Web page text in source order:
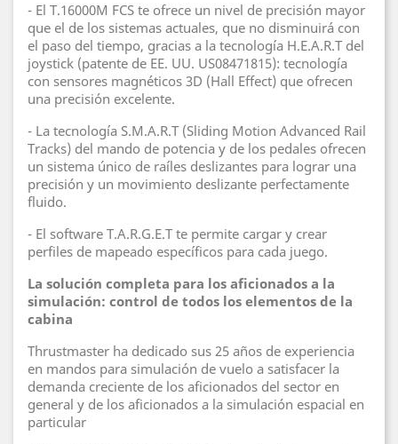
- El T.16000M FCS te ofrece un nivel de precisión mayor
que el de los sistemas actuales, que no disminuirá con
el paso del tiempo, gracias a la tecnología H.E.A.R.T del
joystick (patente de EE. UU. US08471815): tecnología
con sensores magnéticos 3D (Hall Effect) que ofrecen
una precisión excelente.
- La tecnología S.M.A.R.T (Sliding Motion Advanced Rail
Tracks) del mando de potencia y de los pedales ofrecen
un sistema único de raíles deslizantes para lograr una
precisión y un movimiento deslizante perfectamente
fluido.
- El software T.A.R.G.E.T te permite cargar y crear
perfiles de mapeado específicos para cada juego.
La solución completa para los aficionados a la
simulación: control de todos los elementos de la
cabina
Thrustmaster ha dedicado sus 25 años de experiencia
en mandos para simulación de vuelo a satisfacer la
demanda creciente de los aficionados del sector en
general y de los aficionados a la simulación espacial en
particular